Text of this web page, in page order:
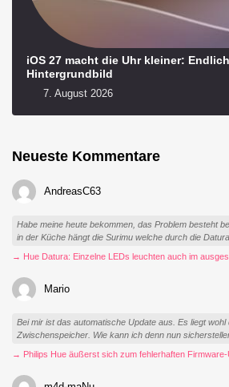
iOS 27 macht die Uhr kleiner:
Hintergrundbild
7. August 2026
Neueste Kommentare
AndreasC63
Habe meine heute bekommen, das Problem besteht
in der Küche hängt die Surimu welche durch die
→ Hue Datura: Einzelne LEDs leuchten auch im
Mario
Bei mir ist das automatische Update aus. Es liegt wohl
Zwischenspeicher. Wie kann ich denn nun
→ Philips Hue äußerst sich zum fehlerhaften Firmware-